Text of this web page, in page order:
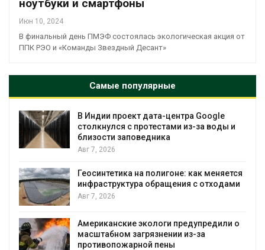
ноутбуки и смартфоны
Июн 10, 2024
В финальный день ПМЭФ состоялась экологическая акция от
ППК РЭО и «Команды Звездный Десант»
Самые популярные
В Индии проект дата-центра Google
столкнулся с протестами из-за воды и
близости заповедника
Авг 7, 2026
Геосинтетика на полигоне: как меняется
инфраструктура обращения с отходами
Авг 7, 2026
Американские экологи предупредили о
масштабном загрязнении из-за
противопожарной пены